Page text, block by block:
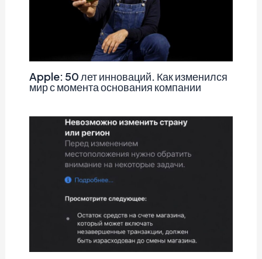
Apple: 50 лет инноваций. Как изменился
мир с момента основания компании